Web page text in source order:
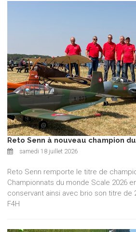
Reto Senn à nouveau champion
samedi 18 juillet 2026
Reto Senn remporte le titre de
Championnats du monde Scale 2026
conservant ainsi avec brio son titre de
F4H